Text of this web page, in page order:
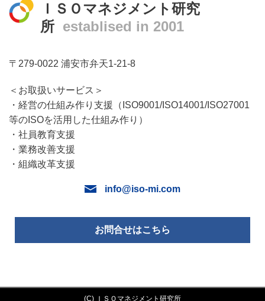
ＩＳＯマネジメント研究
所 establised in 2001
〒279-0022 浦安市弁天1-21-8
＜お取扱いサービス＞
・経営の仕組み作り支援（ISO9001/ISO14001/ISO27001
等のISOを活用した仕組み作り）
・社員教育支援
・業務改善支援
・組織改革支援
info@iso-mi.com
お問合せはこちら
(C) ＩＳＯマネジメント研究所